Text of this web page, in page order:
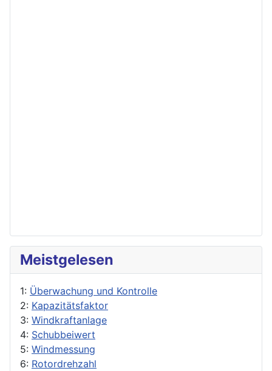
Meistgelesen
1: Überwachung und Kontrolle
2: Kapazitätsfaktor
3: Windkraftanlage
4: Schubbeiwert
5: Windmessung
6: Rotordrehzahl